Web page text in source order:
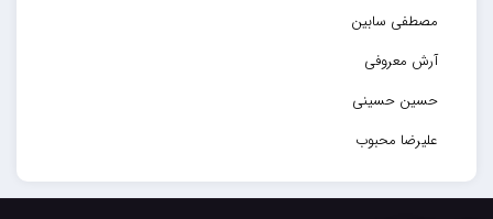
مصطفی سابین
آرش معروفی
حسین حسینی
علیرضا محبوب
حسین حصارکی